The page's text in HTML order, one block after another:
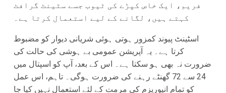
فریم، ایک خاص کپڑے کی ٹیوب جسے سٹینٹ گرافٹ
کہتے ہیں، لگانے کے لیے استعمال کرتا ہے۔
اسٹینٹ پیوند کمزور ہوتی ہوئی شریانی دیوار کو مضبوط
کرتا ہے۔ یہ آپریشن عمومی بے ہوشی کی حالت کی
ضرورت نہ بھی ہو سکتا ہے۔ اس کے بعد، آپ کو اسپتال میں
24 سے 72 گھنٹے رہنے کی ضرورت ہوگی۔ تاہم، اس عمل
کو تمام انیوریزم کی مرمت کے لئے استعمال نہیں کیا جا